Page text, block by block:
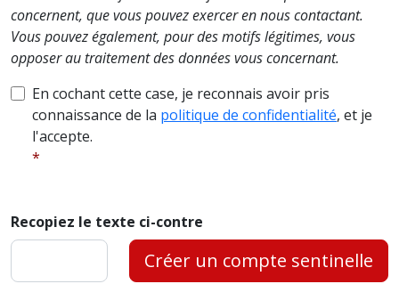
concernent, que vous pouvez exercer en nous contactant.
Vous pouvez également, pour des motifs légitimes, vous
opposer au traitement des données vous concernant.
En cochant cette case, je reconnais avoir pris
connaissance de la politique de confidentialité, et je
l'accepte.
Recopiez le texte ci-contre
Créer un compte sentinelle